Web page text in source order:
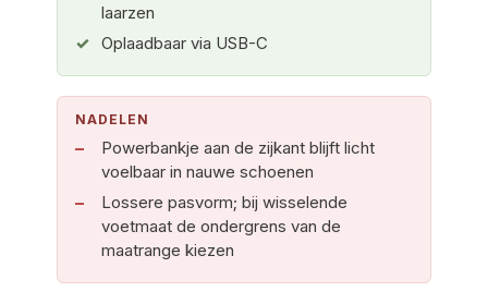
laarzen
Oplaadbaar via USB-C
NADELEN
Powerbankje aan de zijkant blijft licht
voelbaar in nauwe schoenen
Lossere pasvorm; bij wisselende
voetmaat de ondergrens van de
maatrange kiezen